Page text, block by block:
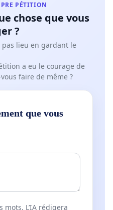
PÉTITION
chose que vous
?
pas lieu en gardant le
a eu le courage de
faire de même ?
que vous
mots. L’IA rédigera